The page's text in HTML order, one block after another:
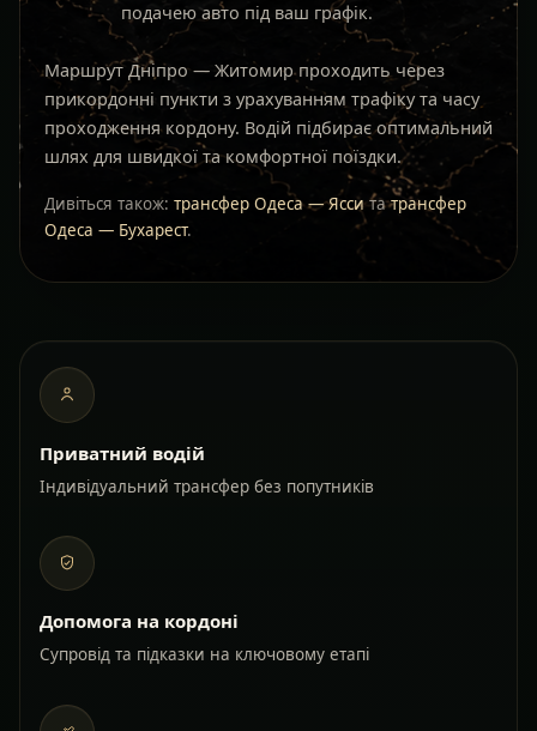
подачею авто під ваш графік.
Маршрут Дніпро — Житомир проходить через
прикордонні пункти з урахуванням трафіку та часу
проходження кордону. Водій підбирає оптимальний
шлях для швидкої та комфортної поїздки.
Дивіться також: трансфер Одеса — Ясситатрансфер
Одеса — Бухарест.
Приватний водій
Індивідуальний трансфер без попутників
Допомога на кордоні
Супровід та підказки на ключовому етапі